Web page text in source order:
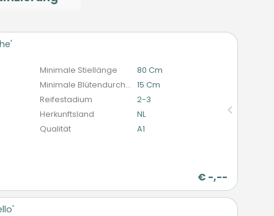
Minimale Stiellänge
80 Cm
Minimale Blütendurchmesser
15 Cm
Reifestadium
2-3
Herkunftsland
NL
Qualität
A1
€ -,--